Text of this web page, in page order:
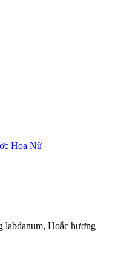
Hoa Nữ
labdanum, Hoắc hương